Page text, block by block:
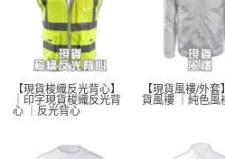
【現貨梭織反光背心】
｜印字現貨梭織反光背
心 ｜反光背心
【現貨風褸/外套
貨風褸 ｜純色風